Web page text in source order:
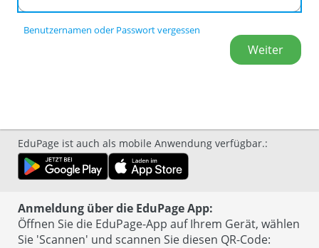
Benutzernamen oder Passwort vergessen
EduPage ist auch als mobile Anwendung verfügbar.:
Anmeldung über die EduPage App:
Öffnen Sie die EduPage-App auf Ihrem Gerät, wählen
Sie 'Scannen' und scannen Sie diesen QR-Code: